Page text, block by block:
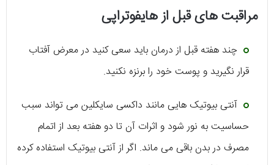
مراقبت های قبل از هایفوتراپی
چند هفته قبل از درمان باید سعی کنید در معرض آفتاب
قرار نگیرید و پوست خود را برنزه نکنید.
آنتی بیوتیک هایی مانند داکسی سایکلین می تواند سبب
حساسیت به نور شود و اثرات آن تا دو هفته بعد از اتمام
مصرف در بدن باقی می ماند. اگر از آنتی بیوتیک استفاده کرده